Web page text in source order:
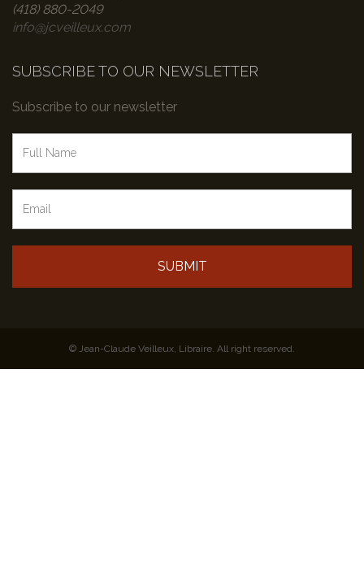
(418) 880-2049
info@jcveilleux.com
SUBSCRIBE TO OUR NEWSLETTER
Subscribe to our newsletter
SUBMIT
© Jean-Claude Veilleux, Libraire. All right reserved.